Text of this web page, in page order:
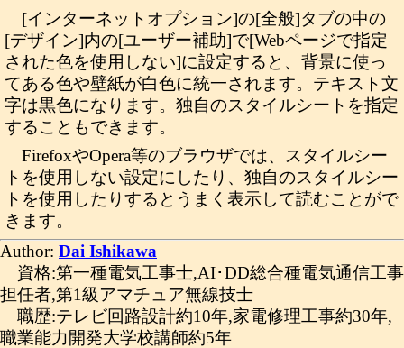
[インターネットオプション]の[全般]タブの中の
[デザイン]内の[ユーザー補助]で[Webページで指定
された色を使用しない]に設定すると、背景に使っ
てある色や壁紙が白色に統一されます。テキスト文
字は黒色になります。独自のスタイルシートを指定
することもできます。
FirefoxやOpera等のブラウザでは、スタイルシー
トを使用しない設定にしたり、独自のスタイルシー
トを使用したりするとうまく表示して読むことがで
きます。
Author: Dai Ishikawa
資格:第一種電気工事士,AI･DD総合種電気通信工事
担任者,第1級アマチュア無線技士
職歴:テレビ回路設計約10年,家電修理工事約30年,
職業能力開発大学校講師約5年